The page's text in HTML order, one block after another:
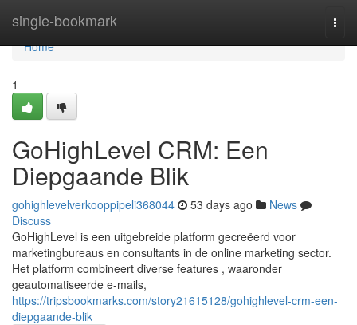
single-bookmark
Home
Home
1
GoHighLevel CRM: Een
Diepgaande Blik
gohighlevelverkooppipeli368044 53 days ago
News
Discuss
GoHighLevel is een uitgebreide platform gecreëerd voor
marketingbureaus en consultants in de online marketing sector.
Het platform combineert diverse features , waaronder
geautomatiseerde e-mails,
https://tripsbookmarks.com/story21615128/gohighlevel-crm-een-
diepgaande-blik